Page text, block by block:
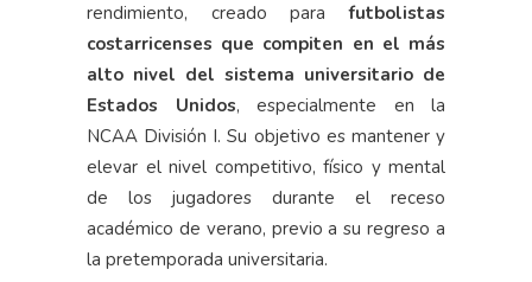
rendimiento, creado parafutbolistas
costarricenses que compiten en el más
alto nivel del sistema universitario de
Estados Unidos, especialmente en la
NCAA División I. Su objetivo es mantener y
elevar el nivel competitivo, físico y mental
de los jugadores durante el receso
académico de verano, previo a su regreso a
la pretemporada universitaria.